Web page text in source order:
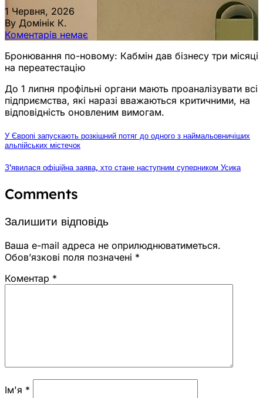
1 Червня, 2026
By Домінік К.
Коментарів немає
Бронювання по-новому: Кабмін дав бізнесу три місяці
на переатестацію
До 1 липня профільні органи мають проаналізувати всі
підприємства, які наразі вважаються критичними, на
відповідність оновленим вимогам.
У Європі запускають розкішний потяг до одного з наймальовничіших
альпійських містечок
З’явилася офіційна заява, хто стане наступним суперником Усика
Comments
Залишити відповідь
Ваша e-mail адреса не оприлюднюватиметься.
Обов’язкові поля позначені *
Коментар *
Ім'я *